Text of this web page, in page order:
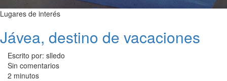
Lugares de interés
Jávea, destino de vacaciones
Escrito por: slledo
Sin comentarios
2 minutos